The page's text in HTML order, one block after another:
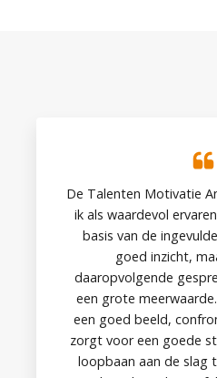
De Talenten Motivatie
ik als waardevol
basis van de
goed inzicht,
daaropvolgende
een grote
een goed beeld,
zorgt voor een goede
loopbaan aan de slag